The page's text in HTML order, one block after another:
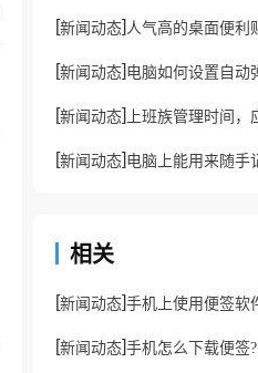
[新闻动态]
[新闻动态]
[新闻动态]
[新闻动态]
相关
[新闻动态]
[新闻动态]手机怎么下载便签?